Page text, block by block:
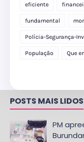
eficiente
fundamental
Polícia-Segurança-
delegacia
População Que
POSTS MAIS LIDOS
PM